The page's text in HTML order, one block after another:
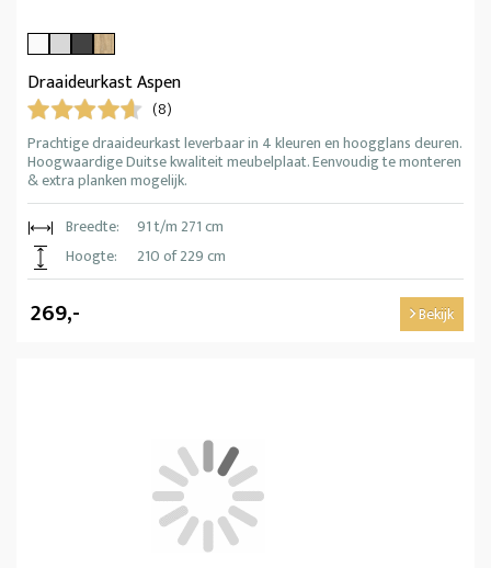
Draaideurkast Aspen
(8)
Prachtige draaideurkast leverbaar in 4 kleuren en hoogglans deuren.
Hoogwaardige Duitse kwaliteit meubelplaat. Eenvoudig te monteren
& extra planken mogelijk.
Breedte:
91 t/m 271 cm
Hoogte:
210 of 229 cm
269,- Bekijk